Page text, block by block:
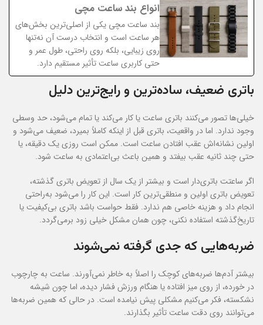
انواع بند ساعت مچی
بند ساعت مچی یکی از اصلی‌ترین بخش‌های
هر ساعت است و انتخاب درست آن نه‌تنها
روی زیبایی، بلکه روی راحتی، طول عمر و
حتی کاربری ساعت تأثیر مستقیم دارد.
باتری ضعیف، ساده‌ترین و رایج‌ترین دلیل
خیلی‌ها تصور می‌کنند باتری ساعت یا کار می‌کند یا تمام می‌شود، حد وسطی
وجود ندارد. اما در واقعیت، باتری قبل از اینکه کاملاً بمیرد، ضعیف می‌شود و
اولین نشانه‌اش عقب افتادن ساعت است. ممکن است روزی یک دقیقه، یا
حتی چند ثانیه عقب بیفتد و همین باعث بی‌اعتمادی به ساعت شود.
اگر ساعتت باتری‌دار است و بیشتر از یک سال از تعویض باتری گذشته،
تعویض باتری اولین و منطقی‌ترین کار است. این کار را می‌شود به‌راحتی
انجام داد و هزینه خاصی هم ندارد. فقط حواست باشد باتری بی‌کیفیت یا
تاریخ‌گذشته استفاده نکنی، چون همان مشکل خیلی زود برمی‌گردد.
ضربه‌هایی که جدی گرفته نمی‌شوند
بیشتر آدم‌ها ضربه‌های کوچک را اصلاً به خاطر نمی‌آورند. ساعت به چارچوب
در خورده، از روی میز افتاده یا هنگام ورزش فشار دیده، اما چون شیشه
نشکسته، فکر می‌کنیم مشکلی پیش نیامده است. در حالی که همین ضربه‌ها
می‌توانند روی دقت ساعت تأثیر بگذارند.